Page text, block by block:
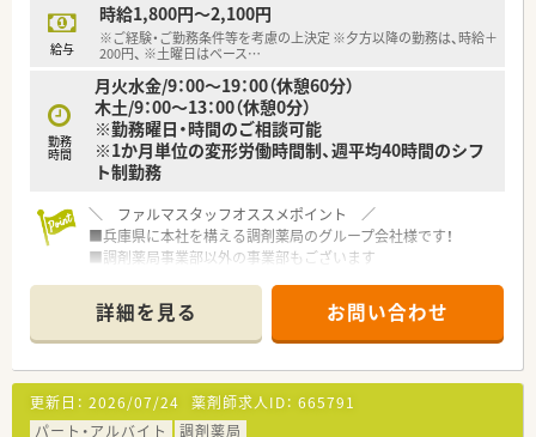
【やりがい/おすすめポイント】
■創業当時からの社員も多数在籍しており、定着率が非常に高い
ことが魅力です。
■残業月平均5時間、年間休日121日と、理想的なワークライフバ
ランスを実現できます。
■多様なキャリアパスが用意されており、長期的な視点で自身の
成長を描ける環境です。
給与
時給1,800円～2,100円
※ご経験・ご勤務条件等を考慮の上決定 ※夕方以降の勤務は、時給＋
200円、 ※土曜日はベース…
勤務
時間
月火水金/9：00～19：00（休憩60分）
木土/9：00～13：00（休憩0分）
※勤務曜日・時間のご相談可能
※1か月単位の変形労働時間制、週平均40時間のシフ
ト制勤務
＼ ファルマスタッフオススメポイント ／
■兵庫県に本社を構える調剤薬局のグループ会社様です！
■調剤薬局事業部以外の事業部もございます
メです
■曜日・時間も柔軟に対応が可能です◎ご家庭に合わせてシフト
を調整♪
■残業ほぼなし！みなさんほとんど定時に退勤されています◎
■まずは店舗見学からでも可能！お気軽にお問い合わせくださ
い！
詳細を見る お問い合わせ
更新日： 2026/07/24 薬剤師求人ID： 665791
パート・アルバイト
調剤薬局